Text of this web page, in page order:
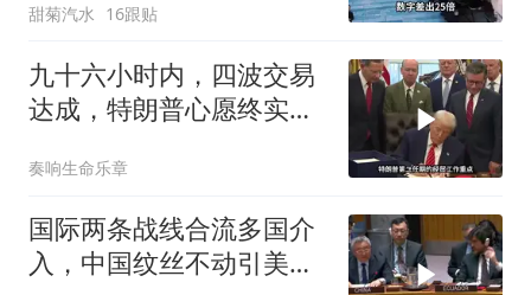
甜菊汽水 16跟贴
九十六小时内，四波交易
达成，特朗普心愿终实
奏响生命乐章
国际两条战线合流多国介
入，中国纹丝不动引美方